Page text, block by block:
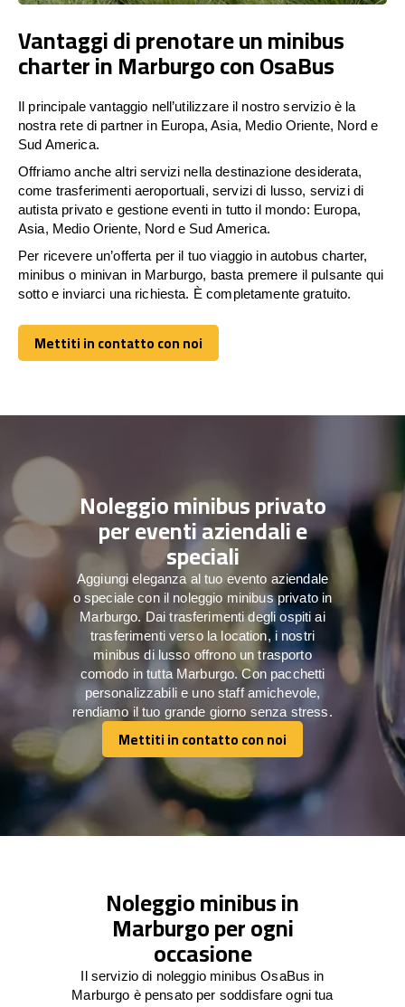
Vantaggi di prenotare un minibus
charter in Marburgo con OsaBus
Il principale vantaggio nell’utilizzare il nostro servizio è la
nostra rete di partner in Europa, Asia, Medio Oriente, Nord e
Sud America.
Offriamo anche altri servizi nella destinazione desiderata,
come trasferimenti aeroportuali, servizi di lusso, servizi di
autista privato e gestione eventi in tutto il mondo: Europa,
Asia, Medio Oriente, Nord e Sud America.
Per ricevere un’offerta per il tuo viaggio in autobus charter,
minibus o minivan in Marburgo, basta premere il pulsante qui
sotto e inviarci una richiesta. È completamente gratuito.
Mettiti in contatto con noi
Mettiti in contatto con noi
Noleggio minibus privato
per eventi aziendali e
speciali
Aggiungi eleganza al tuo evento aziendale
o speciale con il noleggio minibus privato in
Marburgo. Dai trasferimenti degli ospiti ai
trasferimenti verso la location, i nostri
minibus di lusso offrono un trasporto
comodo in tutta Marburgo. Con pacchetti
personalizzabili e uno staff amichevole,
rendiamo il tuo grande giorno senza stress.
Mettiti in contatto con noi
Mettiti in contatto con noi
Noleggio minibus in
Marburgo per ogni
occasione
Il servizio di noleggio minibus OsaBus in
Marburgo è pensato per soddisfare ogni tua